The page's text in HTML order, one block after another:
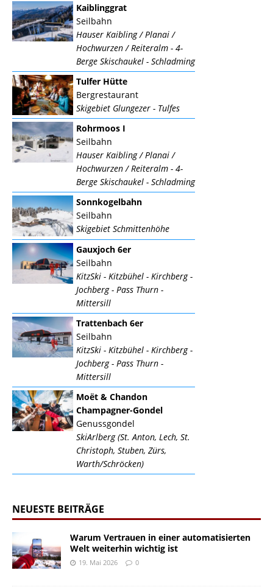
Kaiblinggrat
Seilbahn
Hauser Kaibling / Planai /
Hochwurzen / Reiteralm - 4-
Berge Skischaukel - Schladming
Tulfer Hütte
Bergrestaurant
Skigebiet Glungezer - Tulfes
Rohrmoos I
Seilbahn
Hauser Kaibling / Planai /
Hochwurzen / Reiteralm - 4-
Berge Skischaukel - Schladming
Sonnkogelbahn
Seilbahn
Skigebiet Schmittenhöhe
Gauxjoch 6er
Seilbahn
KitzSki - Kitzbühel - Kirchberg -
Jochberg - Pass Thurn -
Mittersill
Trattenbach 6er
Seilbahn
KitzSki - Kitzbühel - Kirchberg -
Jochberg - Pass Thurn -
Mittersill
Moët & Chandon
Champagner-Gondel
Genussgondel
SkiArlberg (St. Anton, Lech, St.
Christoph, Stuben, Zürs,
Warth/Schröcken)
NEUESTE BEITRÄGE
Warum Vertrauen in einer automatisierten
Welt weiterhin wichtig ist
19. Mai 2026 0